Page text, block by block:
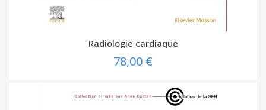
Radiologie cardiaque
78,00 €